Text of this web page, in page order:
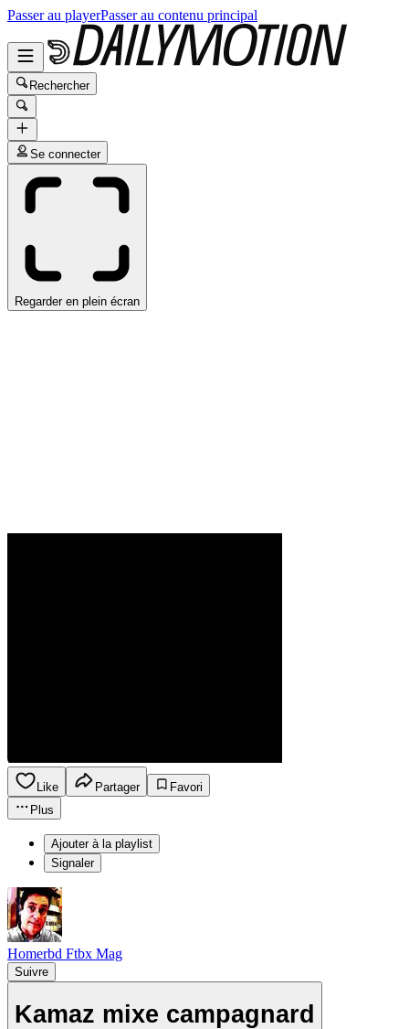
Passer au playerPasser au contenu principal
Rechercher
Se connecter
Regarder en plein écran
Like Partager
Favori
Plus
Ajouter à la playlist
Signaler
Homerbd Ftbx Mag
Suivre
Kamaz mixe campagnard